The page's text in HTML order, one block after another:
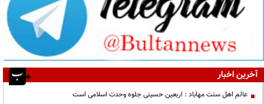
آخرین اخبار
عالم اهل سنت مهاباد : اربعین حسینی جلوه وحدت اسلامی است